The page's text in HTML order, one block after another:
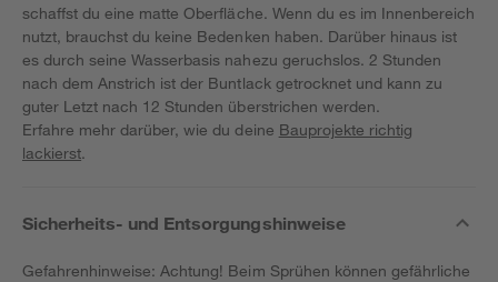
schaffst du eine matte Oberfläche. Wenn du es im Innenbereich
nutzt, brauchst du keine Bedenken haben. Darüber hinaus ist
es durch seine Wasserbasis nahezu geruchslos. 2 Stunden
nach dem Anstrich ist der Buntlack getrocknet und kann zu
guter Letzt nach 12 Stunden überstrichen werden.
Erfahre mehr darüber, wie du deine Bauprojekte richtig
lackierst.
Sicherheits- und Entsorgungshinweise
Gefahrenhinweise: Achtung! Beim Sprühen können gefährliche